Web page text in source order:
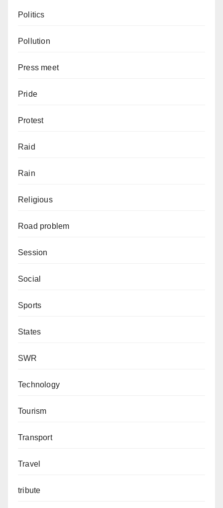
Politics
Pollution
Press meet
Pride
Protest
Raid
Rain
Religious
Road problem
Session
Social
Sports
States
SWR
Technology
Tourism
Transport
Travel
tribute